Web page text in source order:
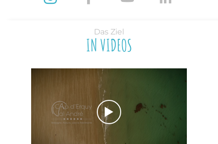
Das Ziel
IN VIDEOS